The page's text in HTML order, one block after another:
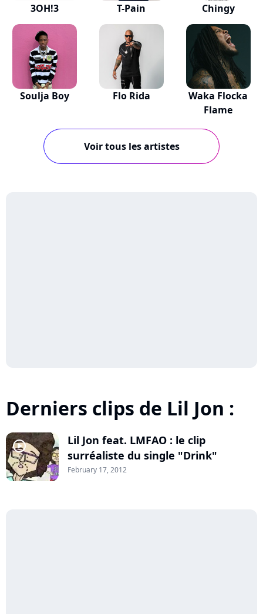
3OH!3 T-Pain Chingy
Soulja Boy Flo Rida
Waka Flocka
Flame
Voir tous les artistes
Derniers clips de Lil Jon :
player2
Lil Jon feat. LMFAO : le clip
surréaliste du single "Drink"
February 17, 2012